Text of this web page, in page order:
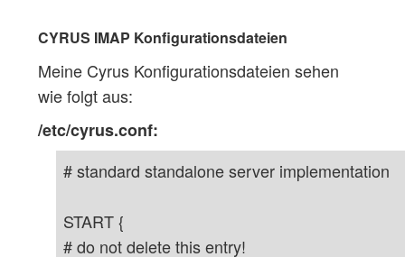
CYRUS IMAP Konfigurationsdateien
Meine Cyrus Konfigurationsdateien sehen
wie folgt aus:
/etc/cyrus.conf:
# standard standalone server implementation
START {
# do not delete this entry!